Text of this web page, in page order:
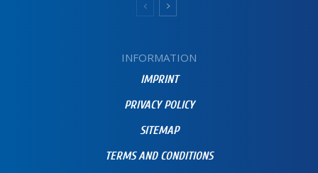
INFORMATION
IMPRINT
PRIVACY POLICY
SITEMAP
TERMS AND CONDITIONS